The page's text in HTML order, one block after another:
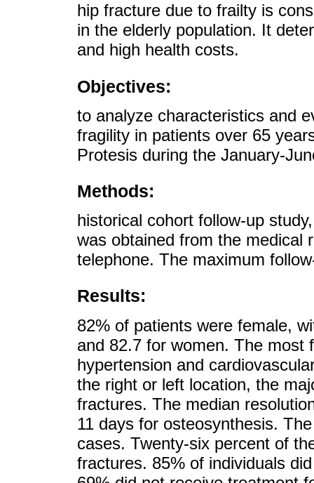
hip fracture due to frailty is
in the elderly population. It
and high health costs.
Objectives:
to analyze characteristics and
fragility in patients over 65
Protesis during the January-
Methods:
historical cohort follow-up
was obtained from the medical
telephone. The maximum
Results:
82% of patients were female,
and 82.7 for women. The most
hypertension and
the right or left location, the
fractures. The median
11 days for osteosynthesis.
cases. Twenty-six percent of
fractures. 85% of individuals